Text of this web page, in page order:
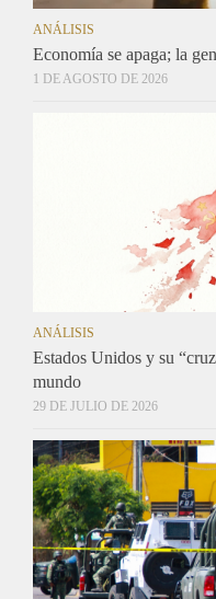
ANÁLISIS
Economía se apaga; la
1 DE AGOSTO DE 2026
ANÁLISIS
Estados Unidos y su
mundo
29 DE JULIO DE 2026